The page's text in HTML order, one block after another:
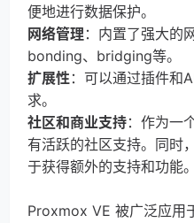
便地进行数据保护。
网络管理 ：内置了强大的
bonding、bridging等。
扩展性：可以通过插件和
求。
社区和商业支持：作为一
有活跃的社区支持。同时
于获得额外的支持和功能。
Proxmox VE 被广泛应用